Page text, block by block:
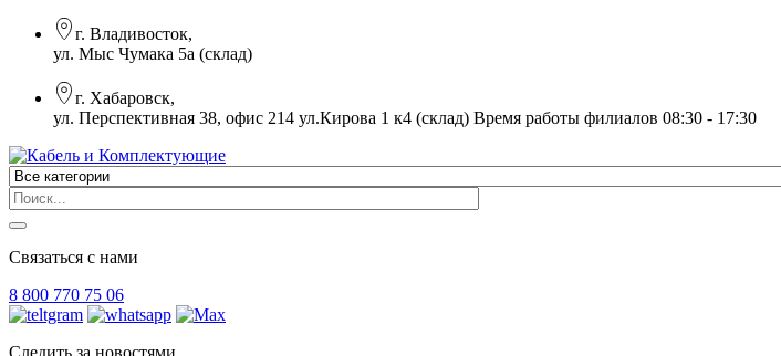
г. Владивосток,
ул. Мыс Чумака 5а (склад)
г. Хабаровск,
ул. Перспективная 38, офис 214 ул.Кирова 1 к4 (склад) Время работы филиалов 08:30 - 17:30
Связаться с нами
8 800 770 75 06
Следить за новостями